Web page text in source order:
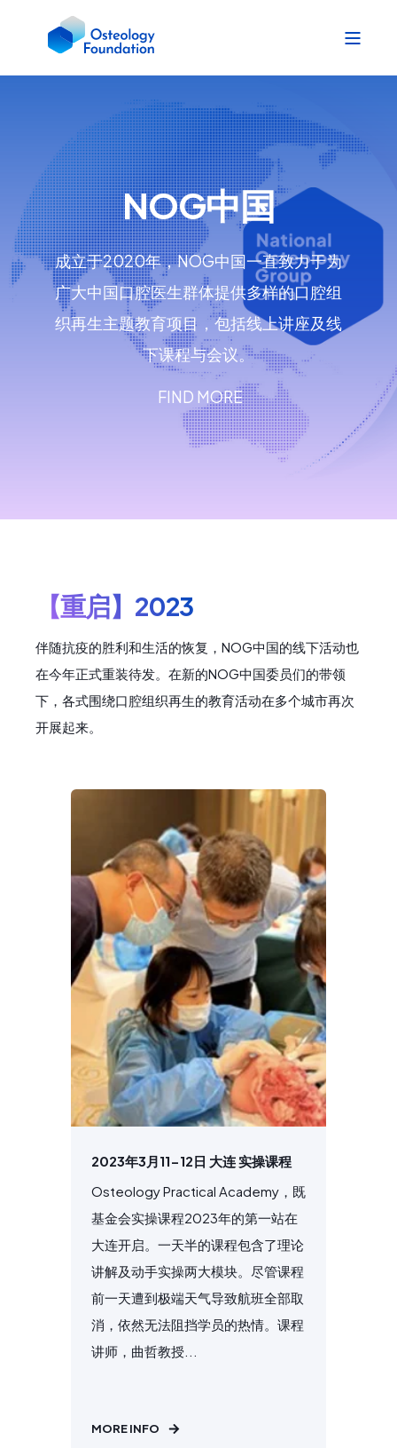
NOG中国
成立于2020年，NOG中国一直致力于为
广大中国口腔医生群体提供多样的口腔组
织再生主题教育项目，包括线上讲座及线
下课程与会议。
FIND MORE
【重启】2023
伴随抗疫的胜利和生活的恢复，NOG中国的线下活动也
在今年正式重装待发。在新的NOG中国委员们的带领
下，各式围绕口腔组织再生的教育活动在多个城市再次
开展起来。
2023年3月11-12日 大连 实操课程
Osteology Practical Academy，既
基金会实操课程2023年的第一站在
大连开启。一天半的课程包含了理论
讲解及动手实操两大模块。尽管课程
前一天遭到极端天气导致航班全部取
消，依然无法阻挡学员的热情。课程
讲师，曲哲教授...
MORE INFO